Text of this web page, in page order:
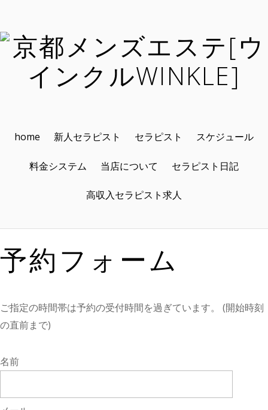
home 新人セラピスト セラピスト スケジュール
料金システム 当店について セラピスト日記
高収入セラピスト求人
予約フォーム
ご指定の時間帯は予約の受付時間を過ぎています。 (開始時刻
の直前まで)
名前